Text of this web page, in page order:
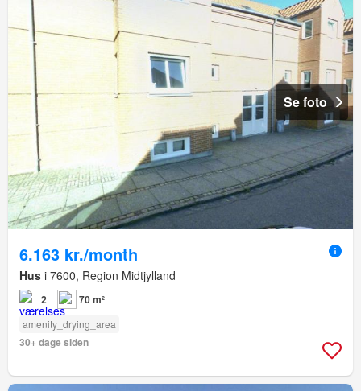
Se foto
6.163 kr./month
Hus i 7600, Region Midtjylland
2 70 m²
amenity_drying_area
30+ dage siden